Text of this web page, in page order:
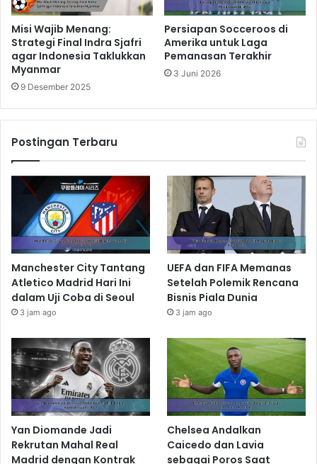
Misi Wajib Menang:
Strategi Final Indra Sjafri
agar Indonesia Taklukkan
Myanmar
9 Desember 2025
Persiapan Socceroos di
Amerika untuk Laga
Pemanasan Terakhir
3 Juni 2026
Postingan Terbaru
Manchester City Tantang
Atletico Madrid Hari Ini
dalam Uji Coba di Seoul
3 jam ago
UEFA dan FIFA Memanas
Setelah Polemik Rencana
Bisnis Piala Dunia
3 jam ago
Yan Diomande Jadi
Rekrutan Mahal Real
Madrid dengan Kontrak
Chelsea Andalkan
Caicedo dan Lavia
sebagai Poros Saat